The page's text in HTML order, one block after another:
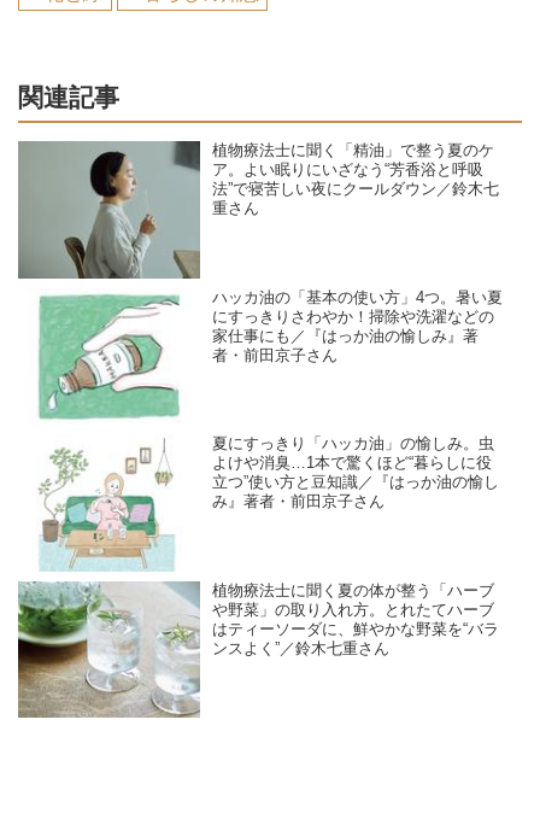
関連記事
植物療法士に聞く「精油」で整う夏のケ
ア。よい眠りにいざなう“芳香浴と呼吸
法”で寝苦しい夜にクールダウン／鈴木七
重さん
ハッカ油の「基本の使い方」4つ。暑い夏
にすっきりさわやか！掃除や洗濯などの
家仕事にも／『はっか油の愉しみ』著
者・前田京子さん
夏にすっきり「ハッカ油」の愉しみ。虫
よけや消臭…1本で驚くほど“暮らしに役
立つ”使い方と豆知識／『はっか油の愉し
み』著者・前田京子さん
植物療法士に聞く夏の体が整う「ハーブ
や野菜」の取り入れ方。とれたてハーブ
はティーソーダに、鮮やかな野菜を“バラ
ンスよく”／鈴木七重さん